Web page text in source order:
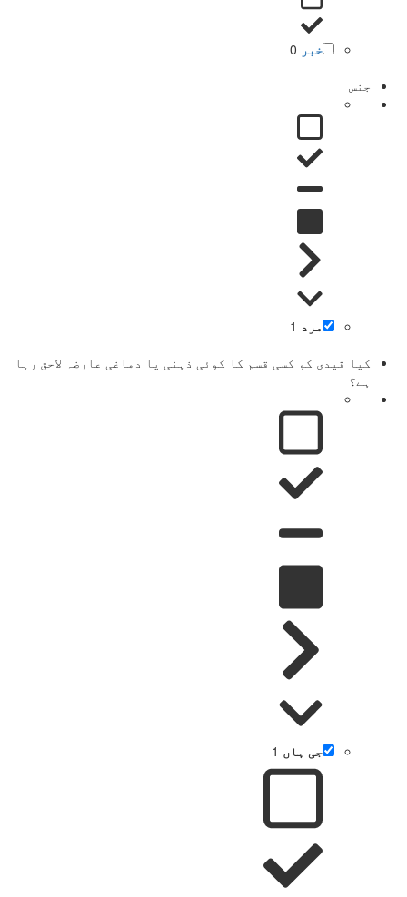
خبر 0
جنس
مرد 1
کیا قیدی کو کسی قسم کا کوئی ذہنی یا دماغی عارضہ لاحق رہا
ہے؟
جی ہاں 1